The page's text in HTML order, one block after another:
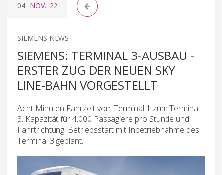
04 NOV. '22
SIEMENS NEWS
SIEMENS: TERMINAL 3-AUSBAU -
ERSTER ZUG DER NEUEN SKY
LINE-BAHN VORGESTELLT
Acht Minuten Fahrzeit vom Terminal 1 zum Terminal
3. Kapazität für 4.000 Passagiere pro Stunde und
Fahrtrichtung. Betriebsstart mit Inbetriebnahme des
Terminal 3 geplant.